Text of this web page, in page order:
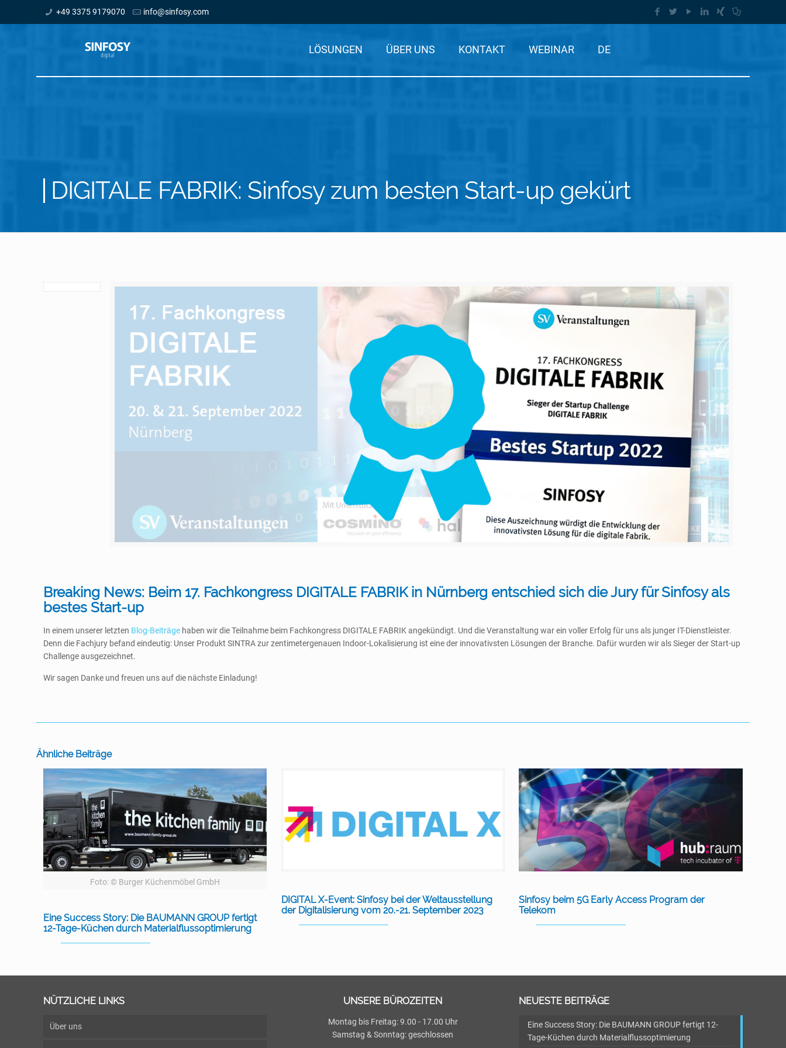
+49 3375 9179070 info@sinfosy.com
LÖSUNGEN ÜBER UNS KONTAKT WEBINAR DE
DIGITALE FABRIK: Sinfosy zum besten Start-up gekürt
Breaking News: Beim 17. Fachkongress DIGITALE FABRIK in Nürnberg entschied sich die Jury für Sinfosy als
bestes Start-up
In einem unserer letzten Blog-Beiträge haben wir die Teilnahme beim Fachkongress DIGITALE FABRIK angekündigt. Und die Veranstaltung war ein voller Erfolg für uns als junger IT-Dienstleister.
Denn die Fachjury befand eindeutig: Unser Produkt SINTRA zur zentimetergenauen Indoor-Lokalisierung ist eine der innovativsten Lösungen der Branche. Dafür wurden wir als Sieger der Start-up
Challenge ausgezeichnet.
Wir sagen Danke und freuen uns auf die nächste Einladung!
Ähnliche Beiträge
Foto: © Burger Küchenmöbel GmbH
Eine Success Story: Die BAUMANN GROUP fertigt
12-Tage-Küchen durch Materialflussoptimierung
DIGITAL X-Event: Sinfosy bei der Weltausstellung
der Digitalisierung vom 20.-21. September 2023
Sinfosy beim 5G Early Access Program der
Telekom
NÜTZLICHE LINKS
Über uns
UNSERE BÜROZEITEN
Montag bis Freitag: 9.00 - 17.00 Uhr
Samstag & Sonntag: geschlossen
NEUESTE BEITRÄGE
Eine Success Story: Die BAUMANN GROUP fertigt 12-
Tage-Küchen durch Materialflussoptimierung